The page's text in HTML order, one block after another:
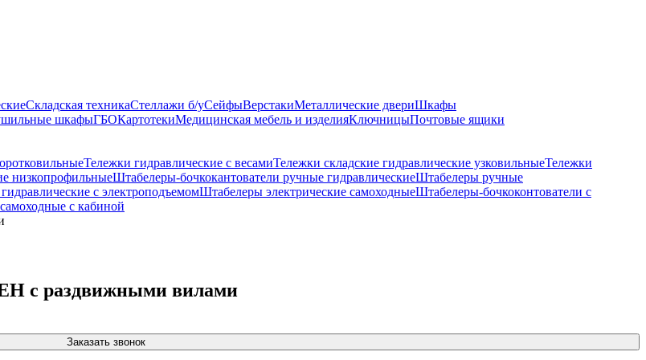
Складская техникаСтеллажи б/уСейфыВерстакиМеталлические двериШкафы
шкафыГБОКартотекиМедицинская мебель и изделияКлючницыПочтовые ящики
Тележки гидравлические с весамиТележки складские гидравлические узковильныеТележки
низкопрофильныеШтабелеры-бочкокантователи ручные гидравлическиеШтабелеры ручные
c электроподъемомШтабелеры электрические самоходныеШтабелеры-бочкоконтователи с
с кабиной
с раздвижными вилами
Заказать звонок